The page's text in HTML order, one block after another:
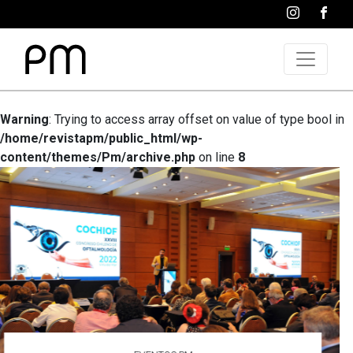
Warning: Trying to access array offset on value of type bool in
/home/revistapm/public_html/wp-
content/themes/Pm/archive.php on line 8